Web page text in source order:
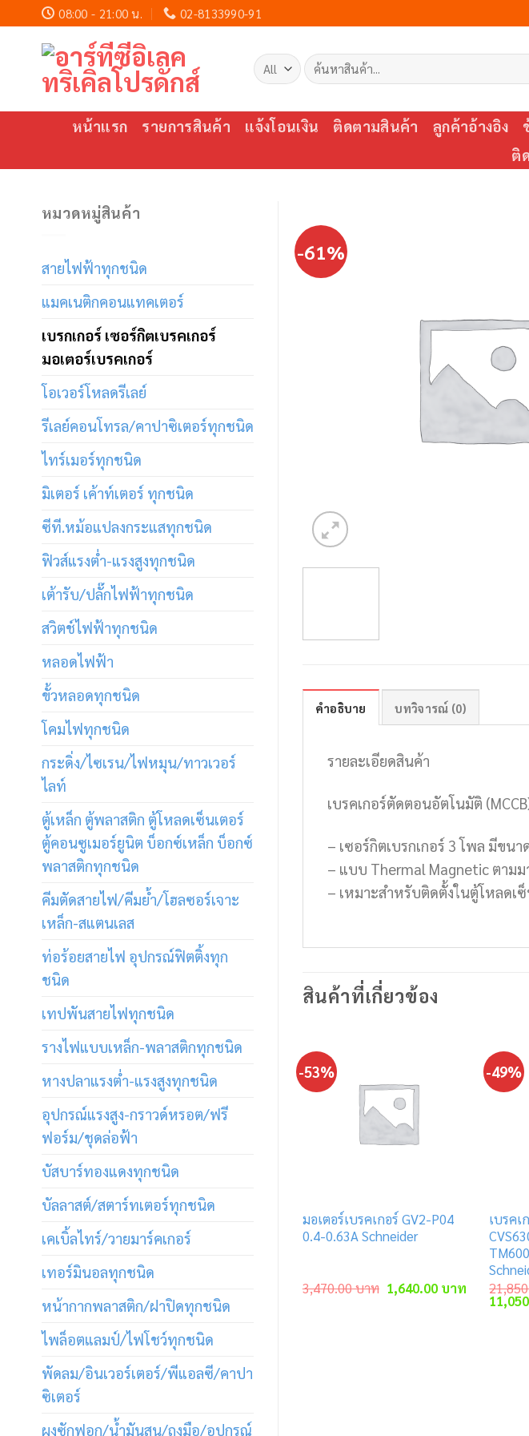
content
08:00 - 21:00 น. 02-8133990-91
ค้นหา:
หน้าแรก รายการสินค้า แจ้งโอนเงิน ติดตามสินค้า ลูกค้าอ้างอิง
ติ
หมวดหมู่สินค้า
สายไฟฟ้าทุกชนิด
แมคเนติกคอนแทคเตอร์
เบรกเกอร์ เซอร์กิตเบรคเกอร์
มอเตอร์เบรคเกอร์
โอเวอร์โหลดรีเลย์
รีเลย์คอนโทรล/คาปาซิเตอร์ทุกชนิด
ไทร์เมอร์ทุกชนิด
มิเตอร์ เค้าท์เตอร์ ทุกชนิด
ซีที.หม้อแปลงกระแสทุกชนิด
ฟิวส์แรงต่ำ-แรงสูงทุกชนิด
เต้ารับ/ปลั๊กไฟฟ้าทุกชนิด
สวิตช์ไฟฟ้าทุกชนิด
หลอดไฟฟ้า
ขั้วหลอดทุกชนิด
โคมไฟทุกชนิด
กระดิ่ง/ไซเรน/ไฟหมุน/ทาวเวอร์
ไลท์
ตู้เหล็ก ตู้พลาสติก ตู้โหลดเซ็นเตอร์
ตู้คอนซูเมอร์ยูนิต บ็อกซ์เหล็ก บ็อกซ์
พลาสติกทุกชนิด
คีมตัดสายไฟ/คีมย้ำ/โฮลซอร์เจาะ
เหล็ก-สแตนเลส
ท่อร้อยสายไฟ อุปกรณ์ฟิตติ้งทุก
ชนิด
เทปพันสายไฟทุกชนิด
รางไฟแบบเหล็ก-พลาสติกทุกชนิด
หางปลาแรงต่ำ-แรงสูงทุกชนิด
อุปกรณ์แรงสูง-กราวด์หรอต/ฟรี
ฟอร์ม/ชุดล่อฟ้า
บัสบาร์ทองแดงทุกชนิด
บัลลาสต์/สตาร์ทเตอร์ทุกชนิด
เคเบิ้ลไทร์/วายมาร์คเกอร์
เทอร์มินอลทุกชนิด
หน้ากากพลาสติก/ฝาปิดทุกชนิด
ไพล็อตแลมป์/ไฟโชว์ทุกชนิด
พัดลม/อินเวอร์เตอร์/พีแอลซี/คาปา
ซิเตอร์
ผงซักฟอก/น้ำมันสน/ถุงมือ/อุปกรณ์
-61%
คำอธิบาย บทวิจารณ์ (0)
รายละเอียดสินค้า
เบรคเกอร์ตัดตอนอัตโนมัติ
– เซอร์กิตเบรกเกอร์ 3 โพล มีขนา
– แบบ Thermal Magnetic ตามม
– เหมาะสำหรับติดตั้งในตู้โหลดเ
สินค้าที่เกี่ยวข้อง
-53%
มอเตอร์เบรคเกอร์ GV2-P04
0.4-0.63A Schneider
3,470.00บาท Original
price
1,640.00บาทCurrent
price
-49%
เบรคเ
price